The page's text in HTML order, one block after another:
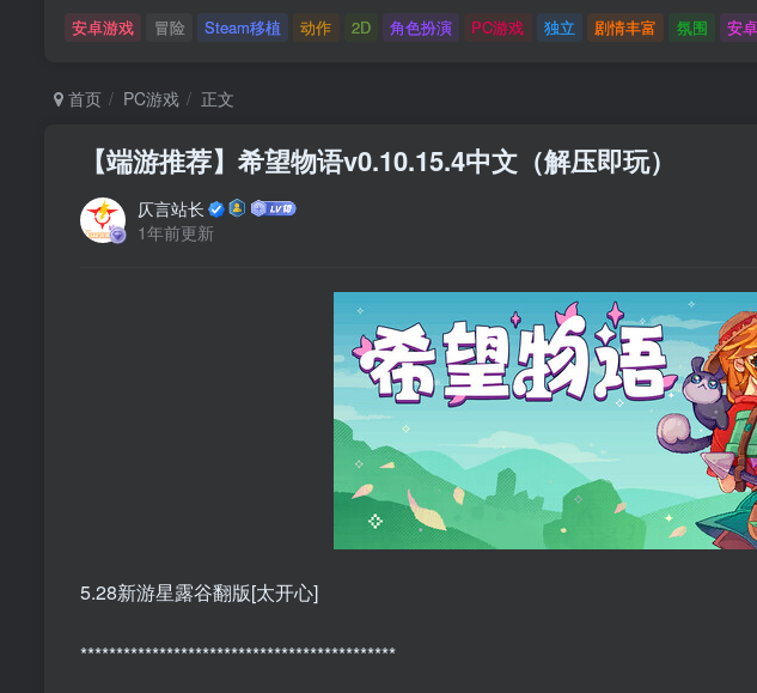
安卓游戏 冒险 Steam移植 动作 2D 角色扮演 PC游戏 独立 剧情丰富 氛围 安
首页 PC游戏 正文
【端游推荐】希望物语v0.10.15.4中文（解压即玩）
仄言站长
1年前更新
5.28新游星露谷翻版[太开心]
********************************************